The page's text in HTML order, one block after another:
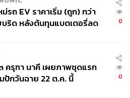
กว่าสิ่งที่เขาเจออยู่เป็นความผิด
กลัวคนอื่นจะตัดสินเขาหรือทำให้
มีคนเคียงข้างเขา มีคนที่ไม่
เอง เป็นคนคิดสั้น?
ญหาได้เมื่ออยู่ในสภาวะจิตใจที่
รถ EV ราคาเริ่ม (ถูก) กว่า
บริด หลังต้นทุนแบตเตอรี่ลด
0
ครุฑา นาคี เผยภาพชุดแรก
ปักวันฉาย 22 ต.ค. นี้
0